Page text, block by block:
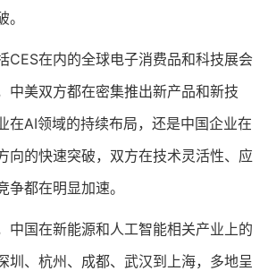
在内的全球电子消费品和科技展会
中美双方都在密集推出新产品和新技
在AI领域的持续布局，还是中国企业在
向的快速突破，双方在技术灵活性、应
争都在明显加速。
国在新能源和人工智能相关产业上的
圳、杭州、成都、武汉到上海，多地呈